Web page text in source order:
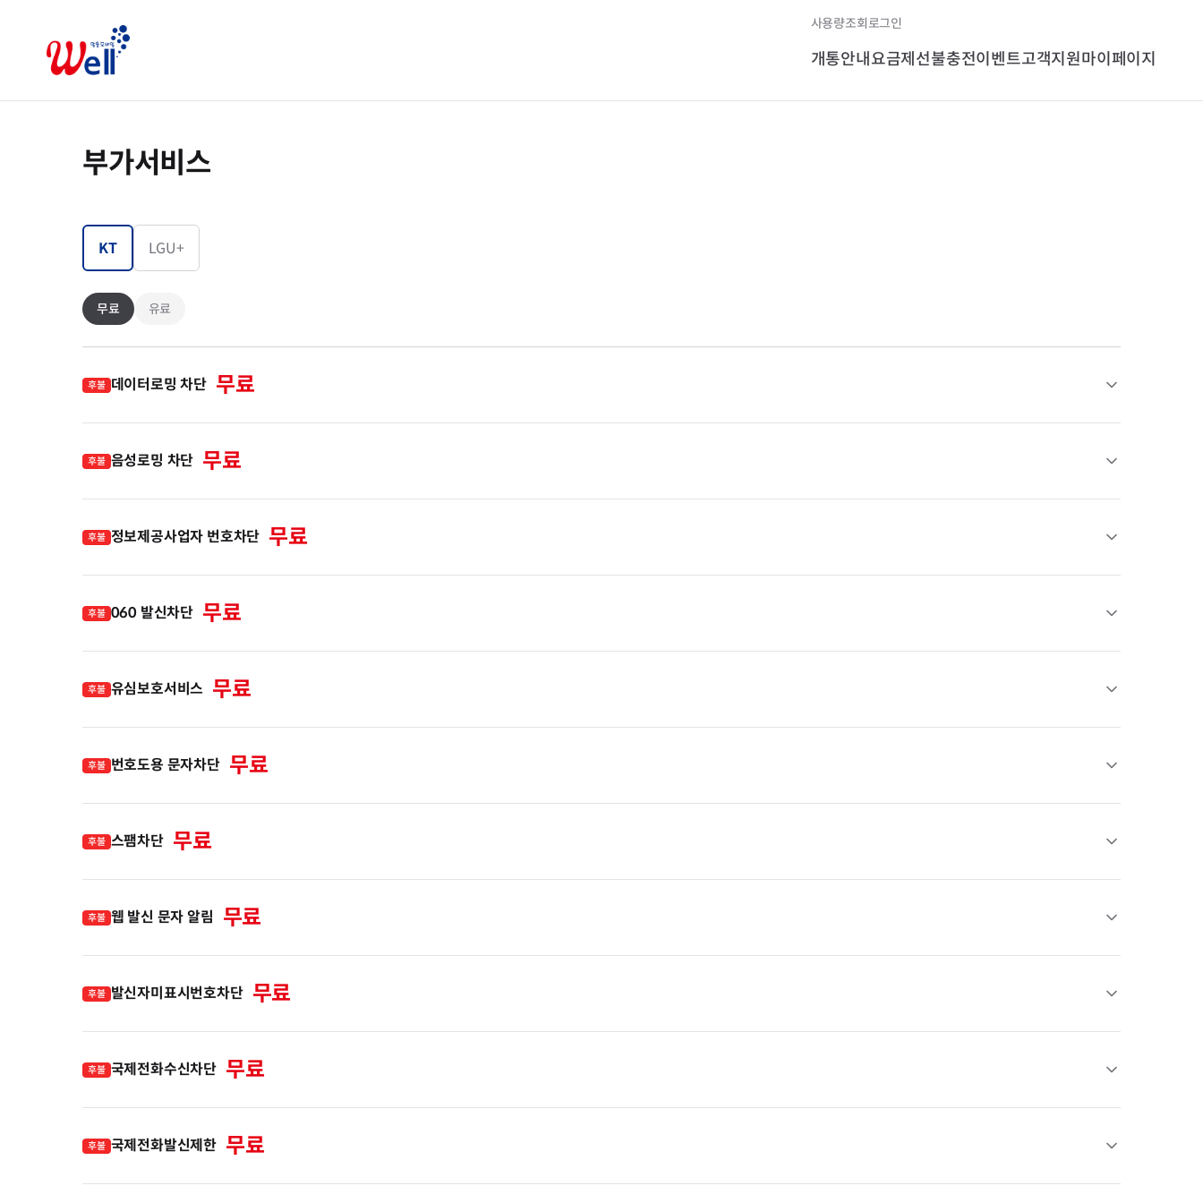
사용량조회로그인
개통안내 요금제 선불충전이벤트고객지원마이페이지
부가서비스
KT LGU+
무료 유료
후불 데이터로밍 차단 무료
후불 음성로밍 차단 무료
후불 정보제공사업자 번호차단 무료
후불 060 발신차단 무료
후불 유심보호서비스 무료
후불 번호도용 문자차단 무료
후불 스팸차단 무료
후불 웹 발신 문자 알림 무료
후불 발신자미표시번호차단 무료
후불 국제전화수신차단 무료
후불 국제전화발신제한 무료